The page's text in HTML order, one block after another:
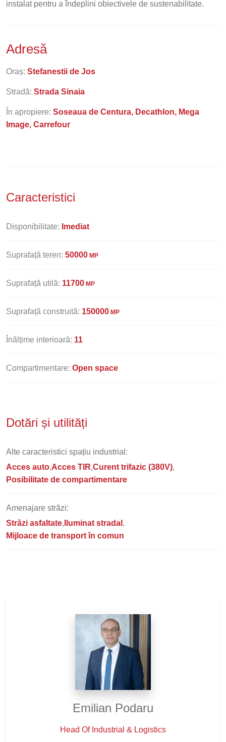
instalat pentru a îndeplini obiectivele de sustenabilitate.
Adresă
Oraș: Stefanestii de Jos
Stradă: Strada Sinaia
În apropiere: Soseaua de Centura, Decathlon, Mega
Image, Carrefour
Caracteristici
Disponibilitate: Imediat
Suprafață teren: 50000 MP
Suprafață utilă: 11700 MP
Suprafață construită: 150000 MP
Înălțime interioară: 11
Compartimentare: Open space
Dotări și utilități
Alte caracteristici spațiu industrial:
Acces auto Acces TIR Curent trifazic (380V)
Posibilitate de compartimentare
Amenajare străzi:
Străzi asfaltate
Iluminat stradal
Mijloace de transport în comun
Emilian Podaru
Head Of Industrial & Logistics